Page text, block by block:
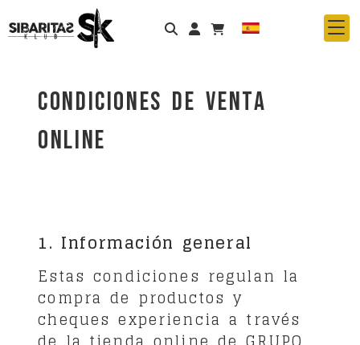
Identifícate
Condiciones de venta
online
1. Información general
Estas condiciones regulan la
compra de productos y
cheques experiencia a través